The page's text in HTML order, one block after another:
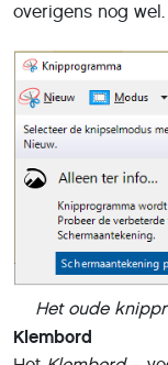
overigens nog
Het oude
Klembord